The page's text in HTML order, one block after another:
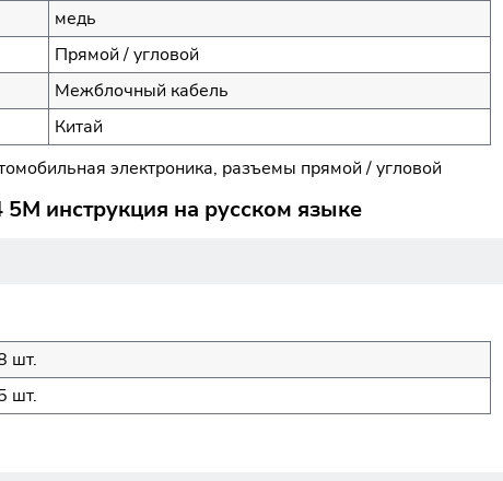
медь
Прямой / угловой
Межблочный кабель
Китай
электроника, разъемы прямой / угловой
инструкция на русском языке
шт.
шт.